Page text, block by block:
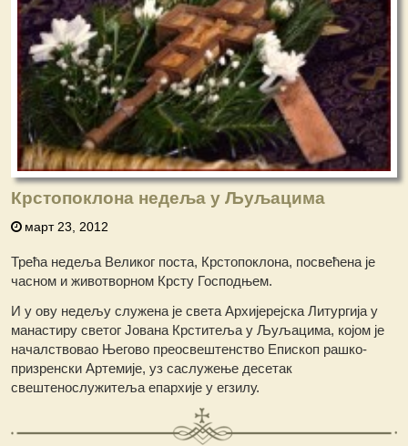
Крстопоклона недеља у Љуљацима
март 23, 2012
Трећа недеља Великог поста, Крстопоклона, посвећена је
часном и животворном Крсту Господњем.
И у ову недељу служена је света Архијерејска Литургија у
манастиру светог Јована Крститеља у Љуљацима, којом је
началствовао Његово преосвештенство Епископ рашко-
призренски Артемије, уз саслужење десетак
свештенослужитеља епархије у егзилу.